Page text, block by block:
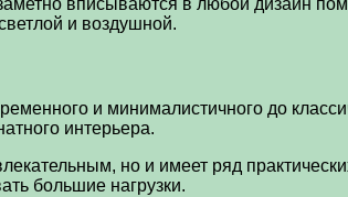
и воздушной.
и минималистичного до
интерьера.
но и имеет ряд
большие нагрузки.